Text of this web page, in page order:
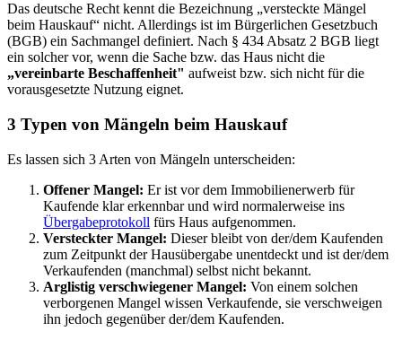
Das deutsche Recht kennt die Bezeichnung „versteckte Mängel
beim Hauskauf“ nicht. Allerdings ist im Bürgerlichen Gesetzbuch
(BGB) ein Sachmangel definiert. Nach § 434 Absatz 2 BGB liegt
ein solcher vor, wenn die Sache bzw. das Haus nicht die
„vereinbarte Beschaffenheit" aufweist bzw. sich nicht für die
vorausgesetzte Nutzung eignet.
3 Typen von Mängeln beim Hauskauf
Es lassen sich 3 Arten von Mängeln unterscheiden:
Offener Mangel: Er ist vor dem Immobilienerwerb für
Kaufende klar erkennbar und wird normalerweise ins
Übergabeprotokoll fürs Haus aufgenommen.
Versteckter Mangel: Dieser bleibt von der/dem Kaufenden
zum Zeitpunkt der Hausübergabe unentdeckt und ist der/dem
Verkaufenden (manchmal) selbst nicht bekannt.
Arglistig verschwiegener Mangel: Von einem solchen
verborgenen Mangel wissen Verkaufende, sie verschweigen
ihn jedoch gegenüber der/dem Kaufenden.